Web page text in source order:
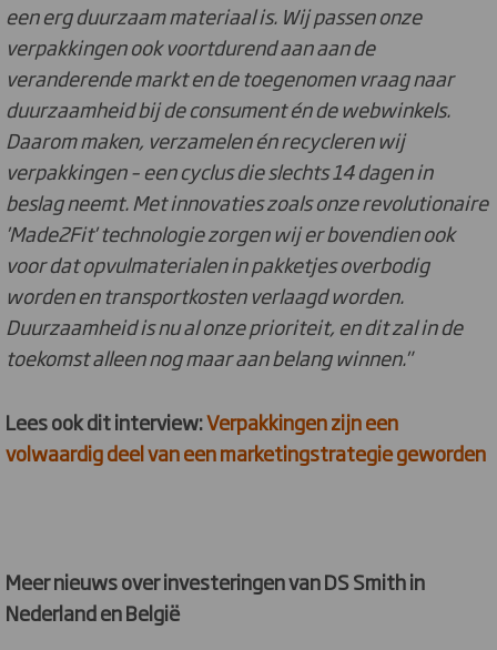
een erg duurzaam materiaal is. Wij passen onze
verpakkingen ook voortdurend aan aan de
veranderende markt en de toegenomen vraag naar
duurzaamheid bij de consument én de webwinkels.
Daarom maken, verzamelen én recycleren wij
verpakkingen – een cyclus die slechts 14 dagen in
beslag neemt. Met innovaties zoals onze revolutionaire
'Made2Fit' technologie zorgen wij er bovendien ook
voor dat opvulmaterialen in pakketjes overbodig
worden en transportkosten verlaagd worden.
Duurzaamheid is nu al onze prioriteit, en dit zal in de
toekomst alleen nog maar aan belang winnen."
Lees ook dit interview:Verpakkingen zijn een
volwaardig deel van een marketingstrategie geworden
Meer nieuws over investeringen van DS Smith in
Nederland en België